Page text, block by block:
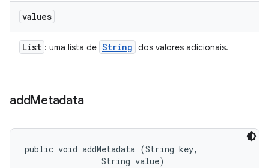
values
List : uma lista de String dos valores adicionais.
addMetadata
public void addMetadata (String key,
                String value)